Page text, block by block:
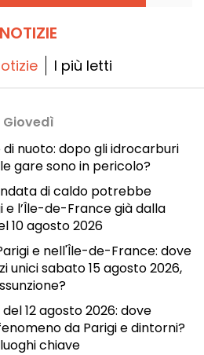
NOTIZIE
I più letti
Giovedì
nuoto: dopo gli idrocarburi
gare sono in pericolo?
di caldo potrebbe
e l’Île-de-France già dalla
10 agosto 2026
e nell'Île-de-France: dove
unici sabato 15 agosto 2026,
12 agosto 2026: dove
da Parigi e dintorni?
chiave